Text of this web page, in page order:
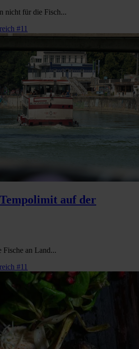
nicht für die Fisch...
#11
auf der
Fische an Land...
#11